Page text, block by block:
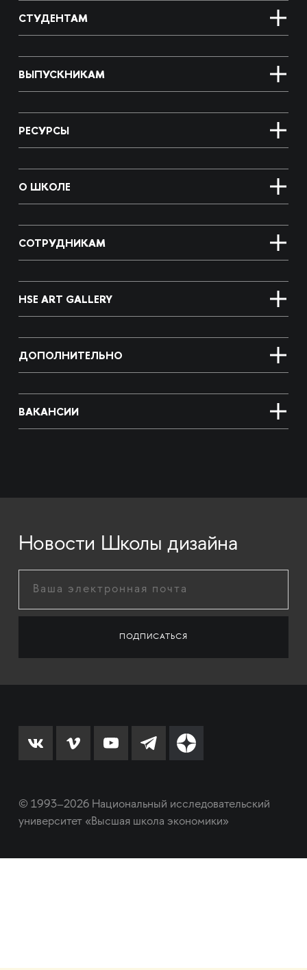
СТУДЕНТАМ
ВЫПУСКНИКАМ
РЕСУРСЫ
О ШКОЛЕ
СОТРУДНИКАМ
HSE ART GALLERY
ДОПОЛНИТЕЛЬНО
ВАКАНСИИ
Новости Школы дизайна
© 1993–2026 Национальный исследовательский
университет «Высшая школа экономики»